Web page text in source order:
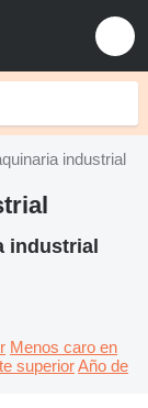
industrial
industrial
Menos caro en
superiorAño de